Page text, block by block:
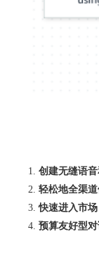
创建无缝语
轻松地全渠
快速进入市场
预算友好型